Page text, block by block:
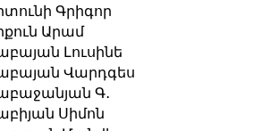
Գրիգոր
Արամ
Լուսինե
Վարդգես
Գ․
Սիմոն